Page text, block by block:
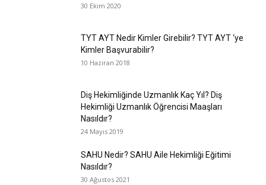
30 Ekim 2020
TYT AYT Nedir Kimler Girebilir? TYT AYT ‘ye
Kimler Başvurabilir?
10 Haziran 2018
Diş Hekimliğinde Uzmanlık Kaç Yıl? Diş
Hekimliği Uzmanlık Öğrencisi Maaşları
Nasıldır?
24 Mayıs 2019
SAHU Nedir? SAHU Aile Hekimliği Eğitimi
Nasıldır?
30 Ağustos 2021